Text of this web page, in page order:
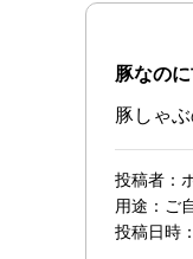
最新の商品
豚なの
豚しゃ
投稿者 ：
用途 ：ご
投稿日時 ：